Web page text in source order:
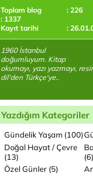
Toplam blog
: 226
: 1337
Kayıt tarihi
:
1960 İstanbul
doğumluyum. Kitap
okumayı, yazı yazmayı,
dil'den Türkçe'ye..
Yazdığım Kategoriler
Gündelik Yaşam (100)
Doğal Hayat / Çevre
(13) (6)
Özel Günler (5)